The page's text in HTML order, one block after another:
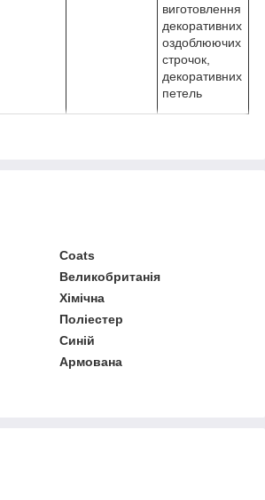
виготовлення
декоративних
оздоблюючих
строчок,
декоративних
петель
Coats
Великобританія
Хімічна
Поліестер
Синій
Армована